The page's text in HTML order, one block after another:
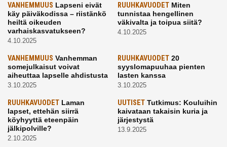
VANHEMMUUS Lapseni eivät
käy päiväkodissa – riistänkö
heiltä oikeuden
varhaiskasvatukseen?
4.10.2025
RUUHKAVUODETMiten
tunnistaa hengellinen
väkivalta ja toipua siitä?
4.10.2025
VANHEMMUUS Vanhemman
somejulkaisut voivat
aiheuttaa lapselle ahdistusta
3.10.2025
RUUHKAVUODET20
syyslomapuuhaa pienten
lasten kanssa
3.10.2025
RUUHKAVUODET Laman
lapset, ettehän siirrä
köyhyyttä eteenpäin
jälkipolville?
2.10.2025
UUTISETTutkimus: Kouluihin
kaivataan takaisin kuria ja
järjestystä
13.9.2025